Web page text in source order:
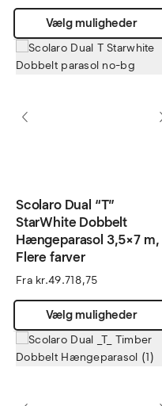
Vælg muligheder
Scolaro Dual “T”
StarWhite Dobbelt
Hængeparasol 3,5×7 m,
Flere farver
Fra kr.49.718,75
Vælg muligheder